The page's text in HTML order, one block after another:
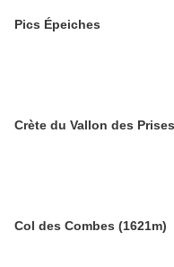
Pics Épeiches
Crète du Vallon des Prises
Col des Combes (1621m)